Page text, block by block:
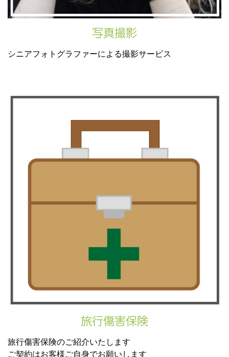
写真撮影
シニアフォトグラファーによる撮影サービス
旅行傷害保険
旅行傷害保険のご紹介いたします
ご契約はお客様ご自身でお願いします